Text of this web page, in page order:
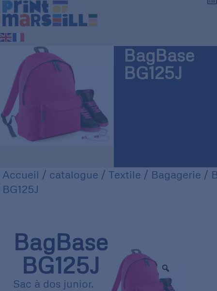
BagBase
BG125J
Accueil / catalogue / Textile / Bagagerie /
BG125J
BagBase
BG125J
Sac à dos junior.